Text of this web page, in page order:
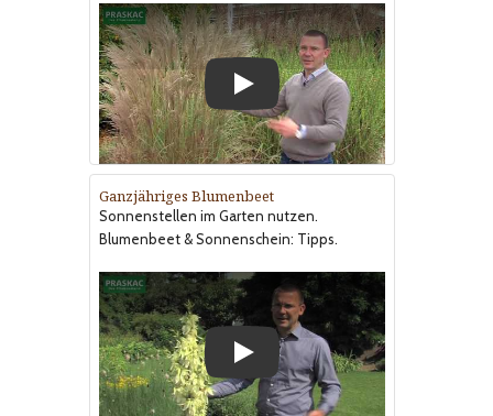
Ganzjähriges Blumenbeet
Sonnenstellen im Garten nutzen.
Blumenbeet & Sonnenschein: Tipps.